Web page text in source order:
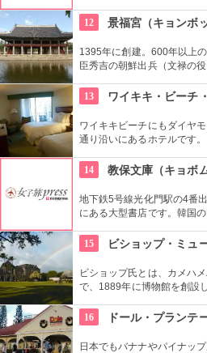
示できるスペースを設け、
る、国内最高のギャラリーと
12 景福宮（キョンボ
1395年に創建。600年以上
臣秀吉の朝鮮出兵（文禄の
重ねましたが、もとの姿に
います。
13
ワイキキビーチにもダイヤ
通り沿いにあるホテルです
ワイアンキルトの巨匠が作
す。
14 教保文庫（キョボ
地下鉄5号線光化門駅の4番
にある大型書店です。韓国
に韓国語を学びたい人もこ
15 ビショップ・ミュ
ビショップ氏とは、カメハ
で、1889年に博物館を創設
や中の吹き抜け、インテリ
16 ドール・プランテ
日本でもバナナやパイナッ